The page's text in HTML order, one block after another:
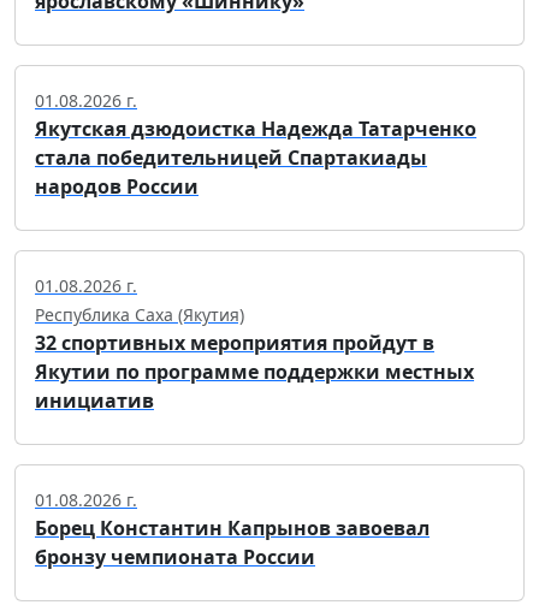
01.08.2026 г.
Якутская дзюдоистка Надежда Татарченко
стала победительницей Спартакиады
народов России
01.08.2026 г.
Республика Саха (Якутия)
32 спортивных мероприятия пройдут в
Якутии по программе поддержки местных
инициатив
01.08.2026 г.
Борец Константин Капрынов завоевал
бронзу чемпионата России